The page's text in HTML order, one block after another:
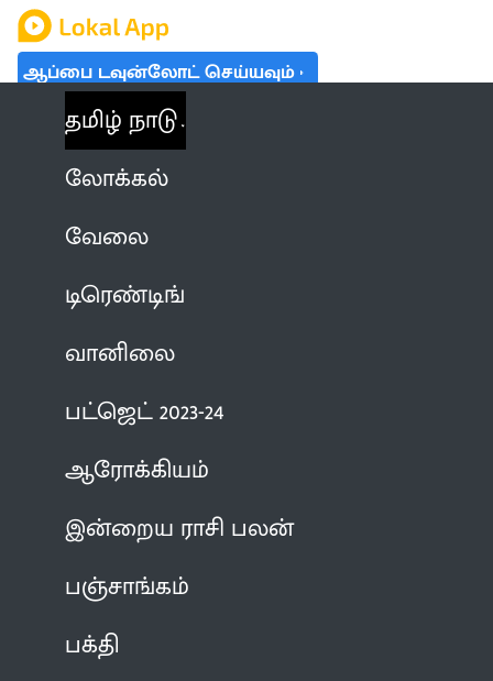
ஆப்பை டவுன்லோட் செய்யவும்
தமிழ் நாடு
லோக்கல்
வேலை
டிரெண்டிங்
வானிலை
பட்ஜெட் 2023-24
ஆரோக்கியம்
இன்றைய ராசி பலன்
பஞ்சாங்கம்
பக்தி